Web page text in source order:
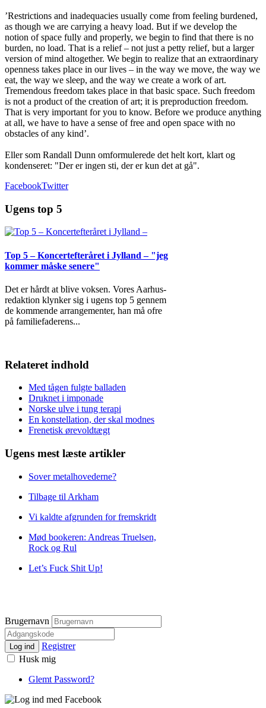
’Restrictions and inadequacies usually come from feeling burdened,
as though we are carrying a heavy load. But if we develop the
notion of space fully and properly, we begin to find that there is no
burden, no load. That is a relief – not just a petty relief, but a larger
version of mind altogether. We begin to realize that an extraordinary
openness takes place in our lives – in the way we move, the way we
eat, the way we sleep, and the way we create a work of art.
Tremendous freedom takes place in that basic space. Such freedom
is not a product of the creation of art; it is preproduction freedom.
That is very important for you to know. Before we produce anything
at all, we have to have a sense of free and open space with no
obstacles of any kind’.
Eller som Randall Dunn omformulerede det helt kort, klart og
kondenseret: "Der er ingen sti, der er kun det at gå".
FacebookTwitter
Ugens top 5
Top 5 – Koncertefteråret i Jylland – "jeg
kommer måske senere"
Det er hårdt at blive voksen. Vores Aarhus-
redaktion klynker sig i ugens top 5 gennem
de kommende arrangementer, han må ofre
på familiefaderens...
Relateret indhold
Med tågen fulgte balladen
Druknet i imponade
Norske ulve i tung terapi
En konstellation, der skal modnes
Frenetisk ørevoldtægt
Ugens mest læste artikler
Sover metalhovederne?
Tilbage til Arkham
Vi kaldte afgrunden for fremskridt
Mød bookeren: Andreas Truelsen,
Rock og Rul
Let’s Fuck Shit Up!
Brugernavn
Log ind
Registrer
Husk mig
Glemt Password?